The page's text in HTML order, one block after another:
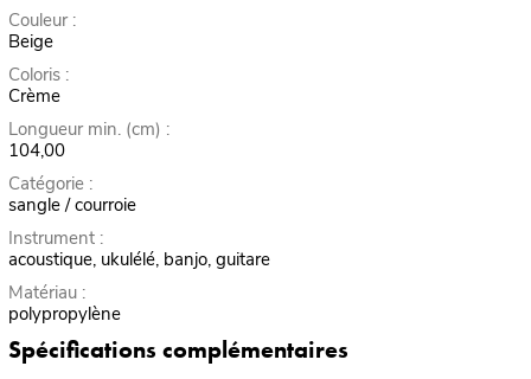
Couleur :
Beige
Coloris :
Crème
Longueur min. (cm) :
104,00
Catégorie :
sangle / courroie
Instrument :
acoustique, ukulélé, banjo, guitare
Matériau :
polypropylène
Spécifications complémentaires